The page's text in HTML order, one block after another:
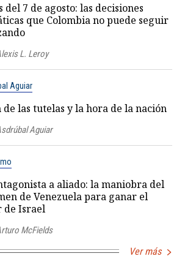
del 7 de agosto: las decisiones
que Colombia no puede seguir
L. Leroy
Aguiar
de las tutelas y la hora de la nación
Aguiar
a aliado: la maniobra del
de Venezuela para ganar el
de Israel
McFields
Ver más